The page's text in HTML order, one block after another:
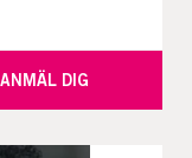
ANMÄL DIG